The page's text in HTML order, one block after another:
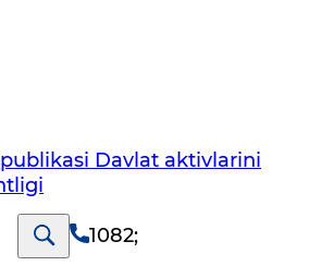
Davlat aktivlarini
1082;